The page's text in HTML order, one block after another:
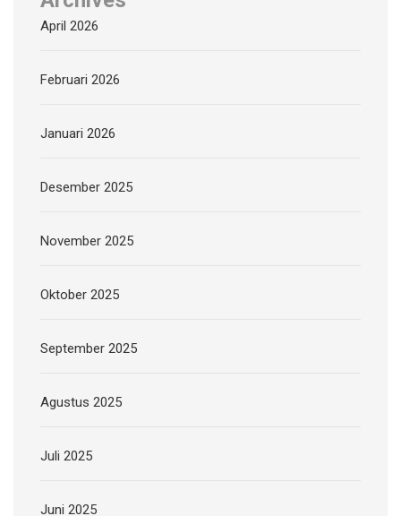
April 2026
Februari 2026
Januari 2026
Desember 2025
November 2025
Oktober 2025
September 2025
Agustus 2025
Juli 2025
Juni 2025